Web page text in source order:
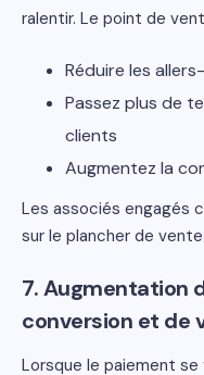
ralentir. Le point de
Réduire les
Passez plus de
clients
Augmentez la
Les associés engagés
sur le plancher de vente.
7. Augmentation
conversion et de
Lorsque le paiement